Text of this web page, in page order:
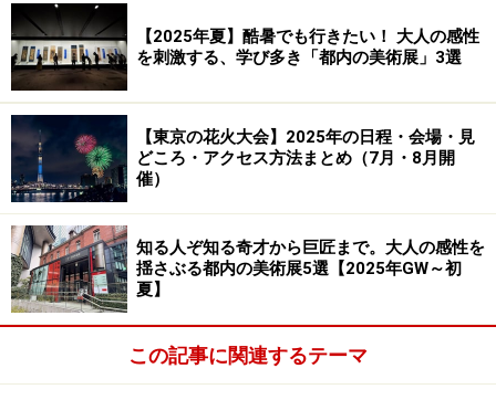
ズンは特に予約困難な状況になりますが、その内容をギ
ュッとつめこんだテイクアウト用のアフタヌーンティー
が登場しました。
開ける前から気分の上るページスタッフの帽子型ボックス
ペニンシュラのエントランスでゲストを出迎えるページ
スタッフの帽子形のボックスに、1～2人でシェアするの
にぴったりなスイーツ4種、セイボリー3種が収められ、
さらに自家製のスコーン2種類とクロテッドクリーム、
ジャムが付いたセット。
【2025年夏】酷暑でも行きたい！ 大人の感性
を刺激する、学び多き「都内の美術展」3選
【東京の花火大会】2025年の日程・会場・見
どころ・アクセス方法まとめ（7月・8月開
催）
知る人ぞ知る奇才から巨匠まで。大人の感性を
揺さぶる都内の美術展5選【2025年GW～初
夏】
この記事に関連するテーマ